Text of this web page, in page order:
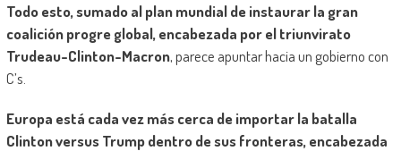
Todo esto, sumado al plan mundial de instaurar la gran
coalición progre global, encabezada por el triunvirato
Trudeau-Clinton-Macron, parece apuntar hacia un gobierno con
C’s.
Europa está cada vez más cerca de importar la batalla
Clinton versus Trump dentro de sus fronteras, encabezada